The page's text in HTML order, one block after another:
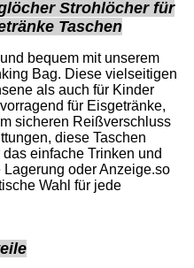
Strohlöcher für
Taschen
bequem mit unserem
Bag. Diese vielseitigen
als auch für Kinder
für Eisgetränke,
sicheren Reißverschluss
diese Taschen
einfache Trinken und
oder Anzeige.so
Wahl für jede